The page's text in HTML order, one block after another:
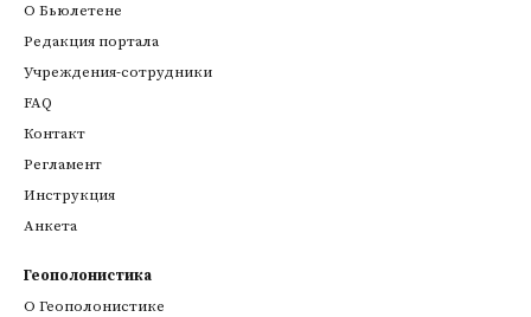
О Бьюлетене
Редакция портала
Учреждения-сотрудники
FAQ
Контакт
Регламент
Инструкция
Анкета
Геополонистика
О Геополонистике